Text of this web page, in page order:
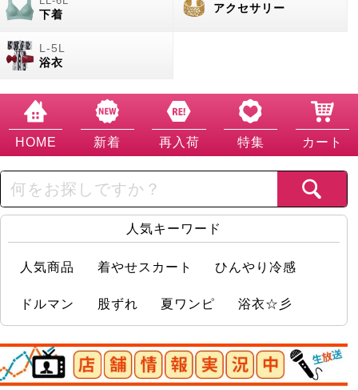
下着
アクセサリー
浴衣
HOME 新着 再入荷 特集 カート
人気キーワード
人気商品 着やせスカート ひんやり冷感
ドルマン 股ずれ 夏ワンピ 浴衣☆彡
店舗情報実況中